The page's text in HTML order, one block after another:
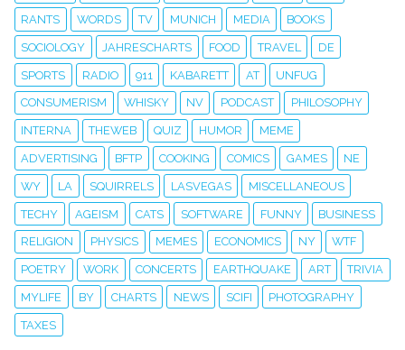
RANTS WORDS TV MUNICH MEDIA BOOKS
SOCIOLOGY JAHRESCHARTS FOOD TRAVEL DE
SPORTS RADIO 911 KABARETT AT UNFUG
CONSUMERISM WHISKY NV PODCAST PHILOSOPHY
INTERNA THEWEB QUIZ HUMOR MEME
ADVERTISING BFTP COOKING COMICS GAMES NE
WY LA SQUIRRELS LASVEGAS MISCELLANEOUS
TECHY AGEISM CATS SOFTWARE FUNNY BUSINESS
RELIGION PHYSICS MEMES ECONOMICS NY WTF
POETRY WORK CONCERTS EARTHQUAKE ART TRIVIA
MYLIFE BY CHARTS NEWS SCIFI PHOTOGRAPHY
TAXES